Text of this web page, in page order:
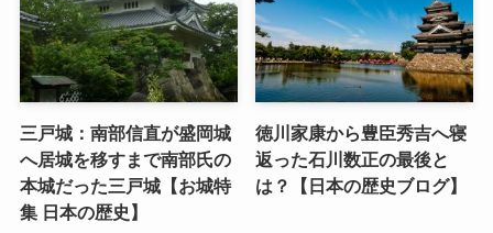
三戸城：南部信直が盛岡城
へ居城を移すまで南部氏の
本城だった三戸城【お城特
集 日本の歴史】
徳川家康から豊臣秀吉へ寝
返った石川数正の最後と
は？【日本の歴史ブログ】